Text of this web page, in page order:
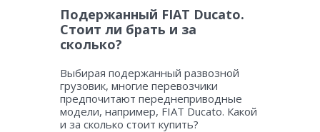
Подержанный FIAT Ducato.
Стоит ли брать и за
сколько?
Выбирая подержанный развозной
грузовик, многие перевозчики
предпочитают переднеприводные
модели, например, FIAT Ducato. Какой
и за сколько стоит купить?